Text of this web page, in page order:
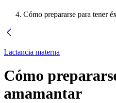
Cómo prepararse para tener
Lactancia materna
Cómo
amamantar